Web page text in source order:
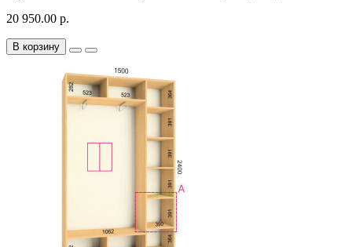
20 950.00 р.
В корзину